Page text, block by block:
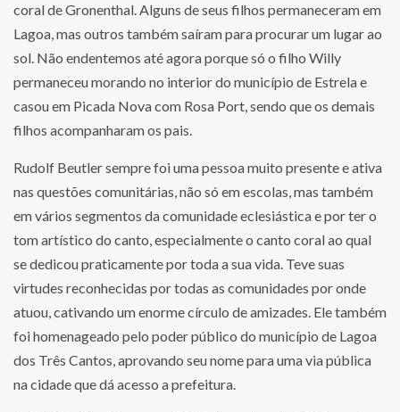
coral de Gronenthal. Alguns de seus filhos permaneceram em
Lagoa, mas outros também saíram para procurar um lugar ao
sol. Não endentemos até agora porque só o filho Willy
permaneceu morando no interior do município de Estrela e
casou em Picada Nova com Rosa Port, sendo que os demais
filhos acompanharam os pais.
Rudolf Beutler sempre foi uma pessoa muito presente e ativa
nas questões comunitárias, não só em escolas, mas também
em vários segmentos da comunidade eclesiástica e por ter o
tom artístico do canto, especialmente o canto coral ao qual
se dedicou praticamente por toda a sua vida. Teve suas
virtudes reconhecidas por todas as comunidades por onde
atuou, cativando um enorme círculo de amizades. Ele também
foi homenageado pelo poder público do município de Lagoa
dos Três Cantos, aprovando seu nome para uma via pública
na cidade que dá acesso a prefeitura.